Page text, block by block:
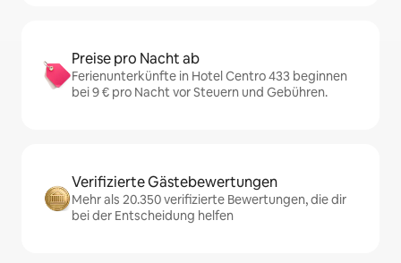
Preise pro Nacht ab
Ferienunterkünfte in Hotel Centro 433 beginnen
bei 9 € pro Nacht vor Steuern und Gebühren.
Verifizierte Gästebewertungen
Mehr als 20.350 verifizierte Bewertungen, die dir
bei der Entscheidung helfen